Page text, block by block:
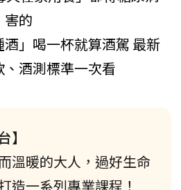
害的
」喝一杯就算酒駕 最新
酒測標準一次看
】
溫暖的大人，過好生命
造一系列專業課程！